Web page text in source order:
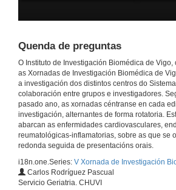
Quenda de preguntas
O Instituto de Investigación Biomédica de
as Xornadas de Investigación Biomédica de
a investigación dos distintos centros do
colaboración entre grupos e investigadores.
pasado ano, as xornadas céntranse en cada
investigación, alternantes de forma rotatoria.
abarcan as enfermidades cardiovasculares,
reumatológicas-inflamatorias, sobre as que se
redonda seguida de presentacións orais.
i18n.one.Series: V Xornada de Investigación
Carlos Rodríguez Pascual
Servicio Geriatria. CHUVI
31 de maio de 2012
31 de maio de 2012